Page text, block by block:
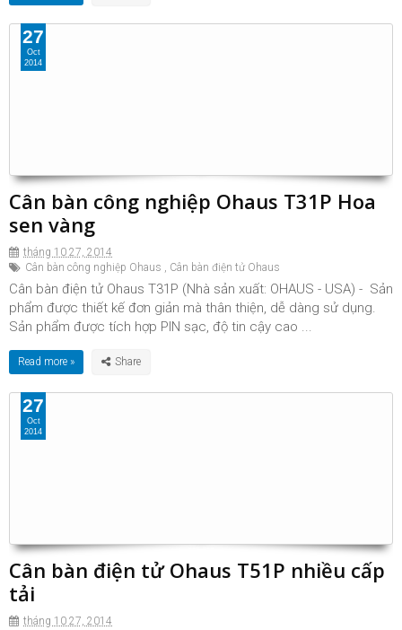
Cân bàn công nghiệp Ohaus T31P Hoa
sen vàng
tháng 10 27, 2014
Cân bàn công nghiệp Ohaus , Cân bàn điện tử Ohaus
Cân bàn điện tử Ohaus T31P (Nhà sản xuất: OHAUS - USA) - Sản
phẩm được thiết kế đơn giản mà thân thiện, dễ dàng sử dụng.
Sản phẩm được tích hợp PIN sạc, độ tin cậy cao ...
Read more »
27
Oct
2014
Cân bàn điện tử Ohaus T51P nhiều cấp
tải
tháng 10 27, 2014
27
Oct
2014